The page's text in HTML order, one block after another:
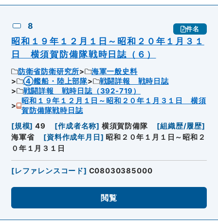
8 件名
昭和１９年１２月１日～昭和２０年１月３１
日 横須賀防備隊戦時日誌（６）
防衛省防衛研究所
海軍一般史料
④艦船・陸上部隊
戦闘詳報 戦時日誌
戦闘詳報 戦時日誌（392-719）
昭和１９年１２月１日～昭和２０年１月３１日 横須
賀防備隊戦時日誌
[規模] 49 [作成者名称] 横須賀防備隊 [組織歴/履歴]
海軍省
[資料作成年月日 ] 昭和２０年１月１日～昭和２
０年１月３１日
[レファレンスコード] C08030385000
閲覧